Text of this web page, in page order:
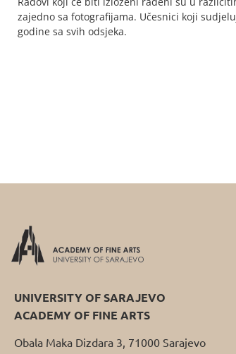
zajedno sa fotografijama. Učesnici koji
godine sa svih odsjeka.
UNIVERSITY OF SARAJEVO
ACADEMY OF FINE ARTS
Obala Maka Dizdara 3, 71000 Sarajevo